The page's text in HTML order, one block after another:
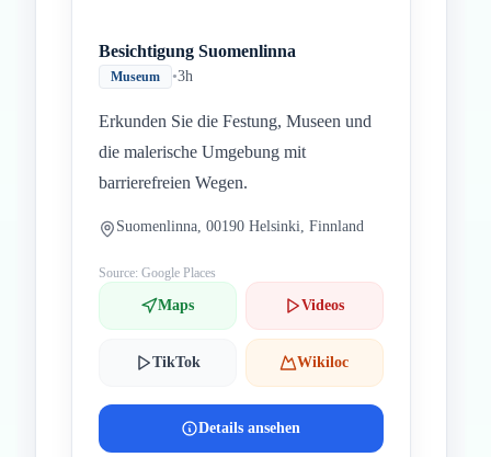
Besichtigung Suomenlinna
Museum •3h
Erkunden Sie die Festung, Museen und
die malerische Umgebung mit
barrierefreien Wegen.
Suomenlinna, 00190 Helsinki, Finnland
Source: Google Places
Maps Videos
TikTok Wikiloc
Details ansehen